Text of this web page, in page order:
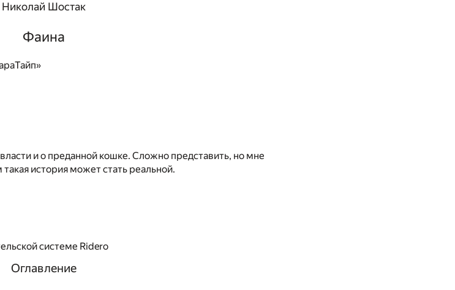
Николай Шостак
Фаина
и о преданной кошке. Сложно представить, но мне
история может стать реальной.
системе Ridero
Оглавление